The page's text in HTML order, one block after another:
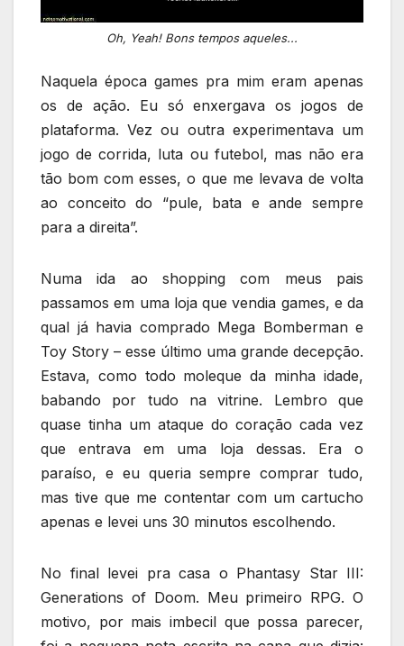
Oh, Yeah! Bons tempos aqueles...
Naquela época games pra mim eram apenas
os de ação. Eu só enxergava os jogos de
plataforma. Vez ou outra experimentava um
jogo de corrida, luta ou futebol, mas não era
tão bom com esses, o que me levava de volta
ao conceito do “pule, bata e ande sempre
para a direita”.
Numa ida ao shopping com meus pais
passamos em uma loja que vendia games, e da
qual já havia comprado Mega Bomberman e
Toy Story – esse último uma grande decepção.
Estava, como todo moleque da minha idade,
babando por tudo na vitrine. Lembro que
quase tinha um ataque do coração cada vez
que entrava em uma loja dessas. Era o
paraíso, e eu queria sempre comprar tudo,
mas tive que me contentar com um cartucho
apenas e levei uns 30 minutos escolhendo.
No final levei pra casa o Phantasy Star III:
Generations of Doom. Meu primeiro RPG. O
motivo, por mais imbecil que possa parecer,